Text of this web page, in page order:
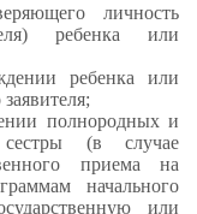
личность
ребенка или
ребенка или
полнородных и
(в случае
приема на
начального
или